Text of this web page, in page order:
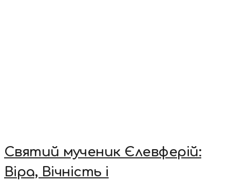
Святий мученик Єлевферій:
Віра, Вічність і